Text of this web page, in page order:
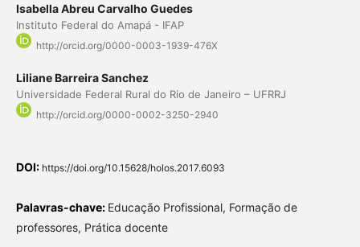
Isabella Abreu Carvalho Guedes
Instituto Federal do Amapá - IFAP
http://orcid.org/0000-0003-1939-476X
Liliane Barreira Sanchez
Universidade Federal Rural do Rio de Janeiro – UFRRJ
http://orcid.org/0000-0002-3250-2940
DOI: https://doi.org/10.15628/holos.2017.6093
Palavras-chave: Educação Profissional, Formação de
professores, Prática docente